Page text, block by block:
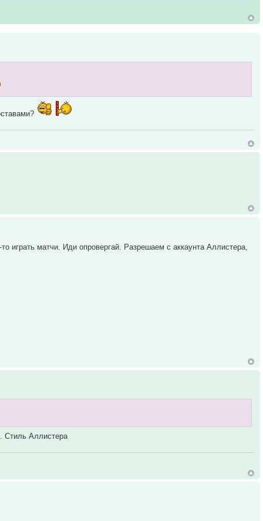
играть матчи. Иди опровергай. Разрешаем с аккаунта Аллистера,
Стиль Аллистера